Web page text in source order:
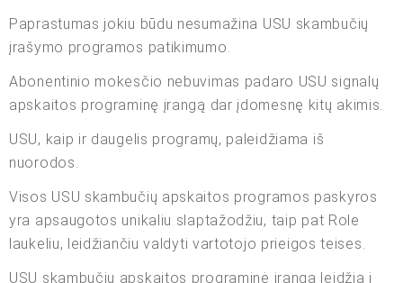
Paprastumas jokiu būdu nesumažina USU skambučių
įrašymo programos patikimumo.
Abonentinio mokesčio nebuvimas padaro USU signalų
apskaitos programinę įrangą dar įdomesnę kitų akimis.
USU, kaip ir daugelis programų, paleidžiama iš
nuorodos.
Visos USU skambučių apskaitos programos paskyros
yra apsaugotos unikaliu slaptažodžiu, taip pat Role
laukeliu, leidžiančiu valdyti vartotojo prieigos teises.
USU skambučių apskaitos programinė įranga leidžia į